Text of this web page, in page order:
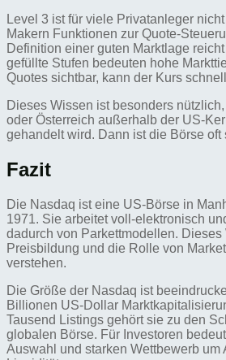
Level 3 ist für viele Privatanleger
Makern Funktionen zur Quote-
Definition einer guten Marktlage
gefüllte Stufen bedeuten hohe
Quotes sichtbar, kann der Kurs
Dieses Wissen ist besonders
oder Österreich außerhalb der US-
gehandelt wird. Dann ist die Börse oft
Fazit
Die Nasdaq ist eine US-Börse in
1971. Sie arbeitet voll-elektronisch
dadurch von Parkettmodellen. Dieses
Preisbildung und die Rolle von
verstehen.
Die Größe der Nasdaq ist
Billionen US-Dollar
Tausend Listings gehört sie zu den
globalen Börse. Für Investoren
Auswahl und starken Wettbewerb um